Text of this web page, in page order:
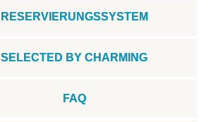
RESERVIERUNGSSYSTEM
SELECTED BY CHARMING
FAQ